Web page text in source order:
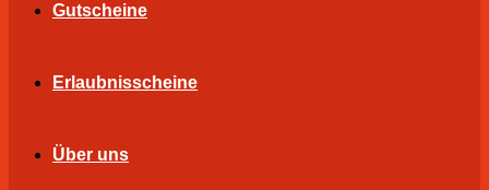
Gutscheine
Erlaubnisscheine
Über uns